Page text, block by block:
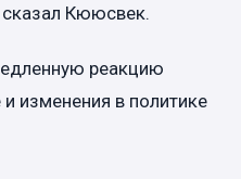
сказал Кююсвек.
реакцию
изменения в политике